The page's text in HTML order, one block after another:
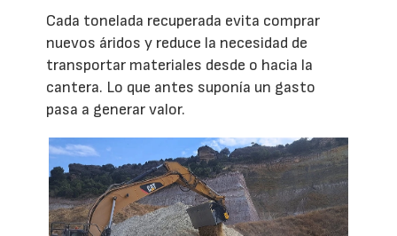
Cada tonelada recuperada evita comprar
nuevos áridos y reduce la necesidad de
transportar materiales desde o hacia la
cantera. Lo que antes suponía un gasto
pasa a generar valor.